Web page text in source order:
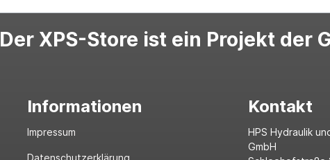
Der XPS-Store ist ein Projekt der
Informationen
Impressum
Kontakt
HPS Hydraulik
GmbH